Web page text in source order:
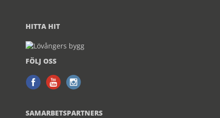
HITTA HIT
FÖLJ OSS
SAMARBETSPARTNERS